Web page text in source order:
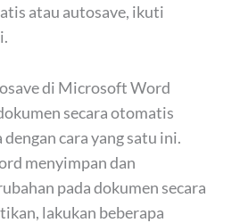
atau autosave, ikuti
di Microsoft Word
secara otomatis
cara yang satu ini.
menyimpan dan
pada dokumen secara
lakukan beberapa